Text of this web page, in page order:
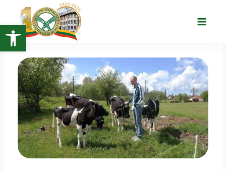
Open toolbar
turinio
Main